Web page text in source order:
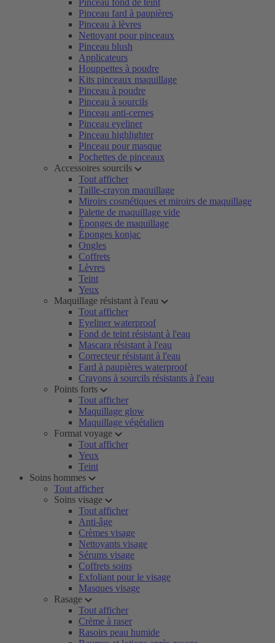
Pinceau fond de teint
Pinceau fard à paupières
Pinceau à lèvres
Nettoyant pour pinceaux
Pinceau blush
Applicateurs
Houppettes à poudre
Kits pinceaux maquillage
Pinceau à poudre
Pinceau à sourcils
Pinceau anti-cernes
Pinceau eyeliner
Pinceau highlighter
Pinceau pour masque
Pochettes de pinceaux
Accessoires sourcils
Tout afficher
Taille-crayon maquillage
Miroirs cosmétiques et miroirs de maquillage
Palette de maquillage vide
Éponges de maquillage
Éponges konjac
Ongles
Coffrets
Lèvres
Teint
Yeux
Maquillage résistant à l'eau
Tout afficher
Eyeliner waterproof
Fond de teint résistant à l'eau
Mascara résistant à l'eau
Correcteur résistant à l'eau
Fard à paupières waterproof
Crayons à sourcils résistants à l'eau
Points forts
Tout afficher
Maquillage glow
Maquillage végétalien
Format voyage
Tout afficher
Yeux
Teint
Soins hommes
Tout afficher
Soins visage
Tout afficher
Anti-âge
Crèmes visage
Nettoyants visage
Sérums visage
Coffrets soins
Exfoliant pour le visage
Masques visage
Rasage
Tout afficher
Crème à raser
Rasoirs peau humide